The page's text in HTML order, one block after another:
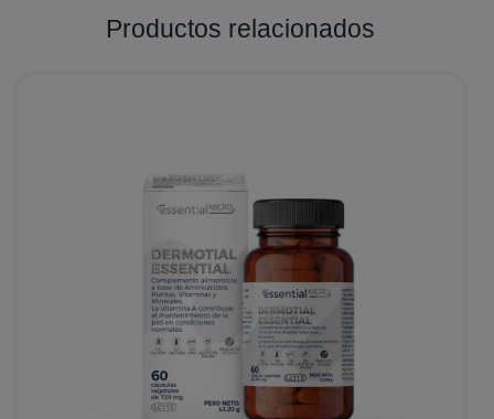
Productos relacionados